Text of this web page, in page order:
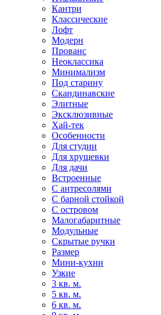
Кантри
Классические
Лофт
Модерн
Прованс
Неоклассика
Минимализм
Под старину
Скандинавские
Элитные
Эксклюзивные
Хай-тек
Особенности
Для студии
Для хрущевки
Для дачи
Встроенные
С антресолями
С барной стойкой
С островом
Малогабаритные
Модульные
Скрытые ручки
Размер
Мини-кухни
Узкие
3 кв. м.
5 кв. м.
6 кв. м.